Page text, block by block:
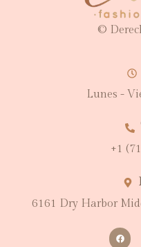
©
Lunes -
+1
6161 Dry Harbor